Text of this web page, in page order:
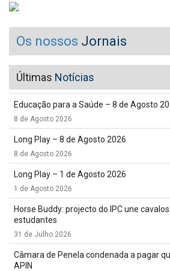
Os nossos Jornais
Últimas Notícias
Educação para a Saúde – 8 de Agosto
8 de Agosto 2026
Long Play – 8 de Agosto 2026
8 de Agosto 2026
Long Play – 1 de Agosto 2026
1 de Agosto 2026
Horse Buddy: projecto do IPC une
estudantes
31 de Julho 2026
Câmara de Penela condenada a pagar
APIN